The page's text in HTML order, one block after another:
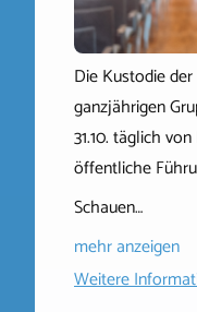
Die Kustodie
ganzjährigen
31.10. täglich
öffentliche
Schauen…
mehr anzeigen
Weitere